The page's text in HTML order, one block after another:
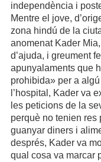
independència i
Mentre el jove,
zona hindú de la
anomenat Kader
d’ajuda, i greument
apunyalaments que
prohibida» per a
l’hospital, Kader va
les peticions de la
perquè no tenien res
guanyar diners i
després, Kader va
qual cosa va marcar